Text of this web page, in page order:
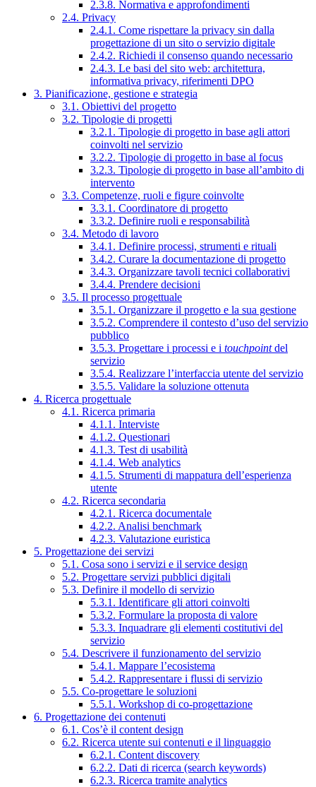
2.3.8. Normativa e approfondimenti
2.4. Privacy
2.4.1. Come rispettare la privacy sin dalla
progettazione di un sito o servizio digitale
2.4.2. Richiedi il consenso quando necessario
2.4.3. Le basi del sito web: architettura,
informativa privacy, riferimenti DPO
3. Pianificazione, gestione e strategia
3.1. Obiettivi del progetto
3.2. Tipologie di progetti
3.2.1. Tipologie di progetto in base agli attori
coinvolti nel servizio
3.2.2. Tipologie di progetto in base al focus
3.2.3. Tipologie di progetto in base all’ambito di
intervento
3.3. Competenze, ruoli e figure coinvolte
3.3.1. Coordinatore di progetto
3.3.2. Definire ruoli e responsabilità
3.4. Metodo di lavoro
3.4.1. Definire processi, strumenti e rituali
3.4.2. Curare la documentazione di progetto
3.4.3. Organizzare tavoli tecnici collaborativi
3.4.4. Prendere decisioni
3.5. Il processo progettuale
3.5.1. Organizzare il progetto e la sua gestione
3.5.2. Comprendere il contesto d’uso del servizio
pubblico
3.5.3. Progettare i processi e i touchpointdel
servizio
3.5.4. Realizzare l’interfaccia utente del servizio
3.5.5. Validare la soluzione ottenuta
4. Ricerca progettuale
4.1. Ricerca primaria
4.1.1. Interviste
4.1.2. Questionari
4.1.3. Test di usabilità
4.1.4. Web analytics
4.1.5. Strumenti di mappatura dell’esperienza
utente
4.2. Ricerca secondaria
4.2.1. Ricerca documentale
4.2.2. Analisi benchmark
4.2.3. Valutazione euristica
5. Progettazione dei servizi
5.1. Cosa sono i servizi e il service design
5.2. Progettare servizi pubblici digitali
5.3. Definire il modello di servizio
5.3.1. Identificare gli attori coinvolti
5.3.2. Formulare la proposta di valore
5.3.3. Inquadrare gli elementi costitutivi del
servizio
5.4. Descrivere il funzionamento del servizio
5.4.1. Mappare l’ecosistema
5.4.2. Rappresentare i flussi di servizio
5.5. Co-progettare le soluzioni
5.5.1. Workshop di co-progettazione
6. Progettazione dei contenuti
6.1. Cos’è il content design
6.2. Ricerca utente sui contenuti e il linguaggio
6.2.1. Content discovery
6.2.2. Dati di ricerca (search keywords)
6.2.3. Ricerca tramite analytics